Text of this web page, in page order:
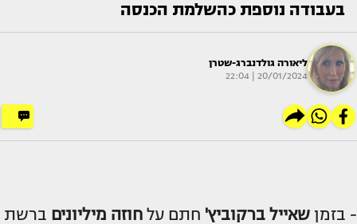
בעבודה נוספת כהשלמת הכנסה
ליאורה גולדנברג-שטרן
20/01/2024 | 22:04
- בזמן שאייל ברקוביץ' חתם על חוזה מיליונים ברשת